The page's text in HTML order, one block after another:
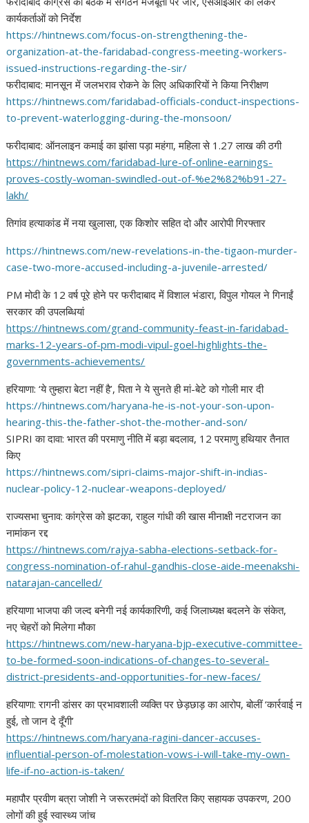
कार्यकर्ताओं को निर्देश
https://hintnews.com/focus-on-strengthening-the-
organization-at-the-faridabad-congress-meeting-workers-
issued-instructions-regarding-the-sir/
फरीदाबाद: मानसून में जलभराव रोकने के लिए अधिकारियों ने किया निरीक्षण
https://hintnews.com/faridabad-officials-conduct-inspections-
to-prevent-waterlogging-during-the-monsoon/
फरीदाबाद: ऑनलाइन कमाई का झांसा पड़ा महंगा, महिला से 1.27 लाख की ठगी
https://hintnews.com/faridabad-lure-of-online-earnings-
proves-costly-woman-swindled-out-of-%e2%82%b91-27-
lakh/
तिगांव हत्याकांड में नया खुलासा, एक किशोर सहित दो और आरोपी गिरफ्तार
https://hintnews.com/new-revelations-in-the-tigaon-murder-
case-two-more-accused-including-a-juvenile-arrested/
PM मोदी के 12 वर्ष पूरे होने पर फरीदाबाद में विशाल भंडारा, विपुल गोयल ने गिनाईं
सरकार की उपलब्धियां
https://hintnews.com/grand-community-feast-in-faridabad-
marks-12-years-of-pm-modi-vipul-goel-highlights-the-
governments-achievements/
हरियाणा: ‘ये तुम्हारा बेटा नहीं है’, पिता ने ये सुनते ही मां-बेटे को गोली मार दी
https://hintnews.com/haryana-he-is-not-your-son-upon-
hearing-this-the-father-shot-the-mother-and-son/
SIPRI का दावा: भारत की परमाणुनीति में बड़ा बदलाव, 12 परमाणुहथियार तैनात
किए
https://hintnews.com/sipri-claims-major-shift-in-indias-
nuclear-policy-12-nuclear-weapons-deployed/
राज्यसभा चुनाव: कांग्रेस को झटका, राहुल गांधी की खास मीनाक्षी नटराजन का
नामांकन रद्द
https://hintnews.com/rajya-sabha-elections-setback-for-
congress-nomination-of-rahul-gandhis-close-aide-meenakshi-
natarajan-cancelled/
हरियाणा भाजपा की जल्द बनेगीनई कार्यकारिणी, कई जिलाध्यक्ष बदलने के संकेत,
नए चेहरों को मिलेगा मौका
https://hintnews.com/new-haryana-bjp-executive-committee-
to-be-formed-soon-indications-of-changes-to-several-
district-presidents-and-opportunities-for-new-faces/
हरियाणा: रागनी डांसर का प्रभावशाली व्यक्ति पर छेड़छाड़ का आरोप, बोलीं ‘कार्रवाई न
हुई, तो जान दे दूँगी’
https://hintnews.com/haryana-ragini-dancer-accuses-
influential-person-of-molestation-vows-i-will-take-my-own-
life-if-no-action-is-taken/
महापौर प्रवीण बत्रा जोशी ने जरूरतमंदों को वितरित किए सहायक उपकरण, 200
लोगों की हुई स्वास्थ्य जांच